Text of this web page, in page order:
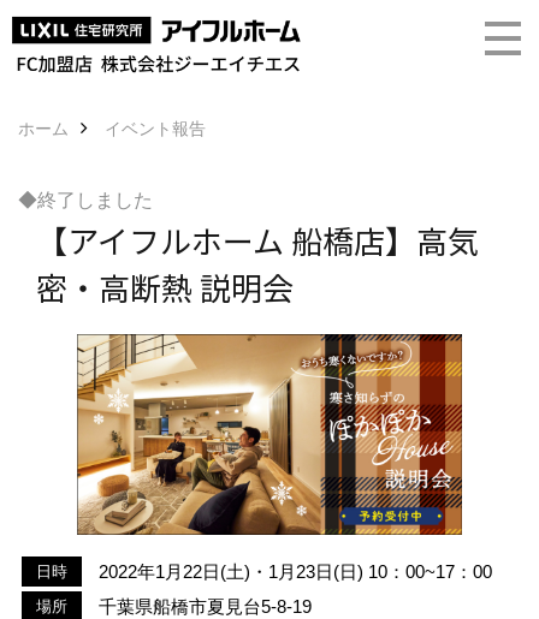
ホーム イベント報告
◆終了しました
【アイフルホーム 船橋店】高気
密・高断熱 説明会
日時 2022年1月22日(土)・1月23日(日) 10：00~17：00
場所 千葉県船橋市夏見台5-8-19